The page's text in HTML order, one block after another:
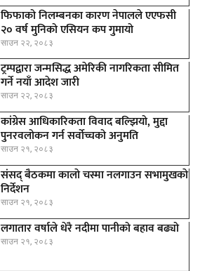
फिफाको निलम्बनका कारण नेपालले एएफसी
२० वर्ष मुनिको एसियन कप गुमायो
साउन २२, २०८३
ट्रम्पद्वारा जन्मसिद्ध अमेरिकी नागरिकता सीमित
गर्ने नयाँ आदेश जारी
साउन २२, २०८३
कांग्रेस आधिकारिकता विवाद बल्झियो, मुद्दा
पुनरवलोकन गर्न सर्वोच्चको अनुमति
साउन २१, २०८३
संसद् बैठकमा कालाे चस्मा नलगाउन सभामुखकाे
निर्देशन
साउन २१, २०८३
लगातार वर्षाले धेरै नदीमा पानीको बहाव बढ्यो
साउन २१, २०८३